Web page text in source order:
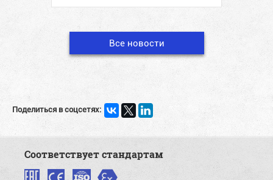
Все новости
Поделиться в соцсетях:
Соответствует стандартам